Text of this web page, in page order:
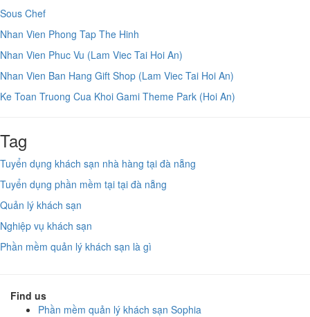
Sous Chef
Nhan Vien Phong Tap The Hinh
Nhan Vien Phuc Vu (Lam Viec Tai Hoi An)
Nhan Vien Ban Hang Gift Shop (Lam Viec Tai Hoi An)
Ke Toan Truong Cua Khoi Gami Theme Park (Hoi An)
Tag
Tuyển dụng khách sạn nhà hàng tại đà nẵng
Tuyển dụng phần mềm tại tại đà nẵng
Quản lý khách sạn
Nghiệp vụ khách sạn
Phần mềm quản lý khách sạn là gì
Find us
Phần mềm quản lý khách sạn Sophia